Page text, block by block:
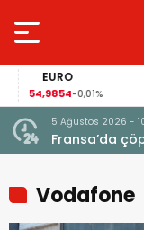
EURO
54,9854-0,01%
5 Ağustos 2026 -
Fransa’da
Vodafone